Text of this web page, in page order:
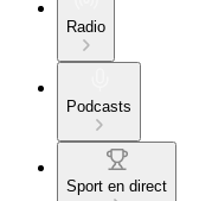
Radio
Podcasts
Sport en direct